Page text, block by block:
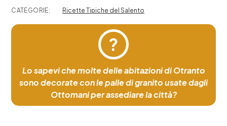
CATEGORIE: Ricette Tipiche del Salento
?
Lo sapevi che molte delle abitazioni di Otranto
sono decorate con le palle di granito usate dagli
Ottomani per assediare la città?